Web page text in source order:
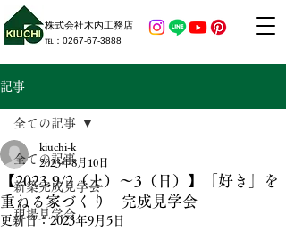
株式会社木内工務店
​℡：​0267-67-3888
記事
全ての記事
新築完成見学会
現場見学会
全ての記事
【2023.9/2（土）〜3（日）】「好き」を
重ねる家づくり 完成見学会
kiuchi-k
2023年8月10日
更新日：2023年9月5日